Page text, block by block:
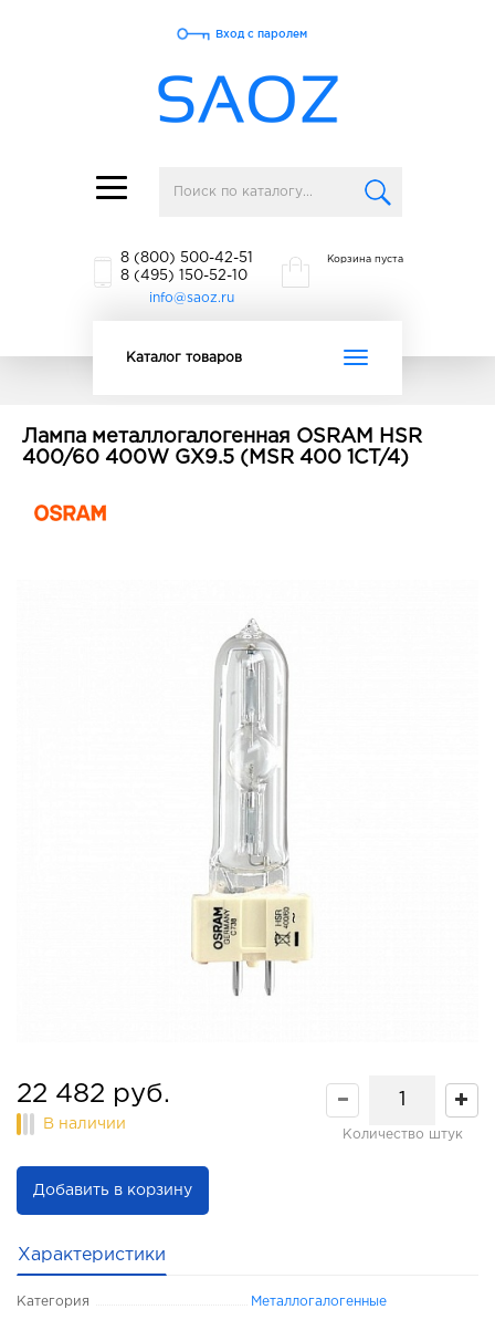
Toggle
navigation
Вход с паролем
8 (800) 500-42-51
8 (495) 150-52-10
info@saoz.ru
Корзина пуста
Toggle
Каталог товаров
Лампа металлогалогенная OSRAM HSR
400/60 400W GX9.5 (MSR 400 1CT/4)
22 482 руб.
В наличии
Количество штук
Добавить в корзину
Характеристики
Категория Металлогалогенные